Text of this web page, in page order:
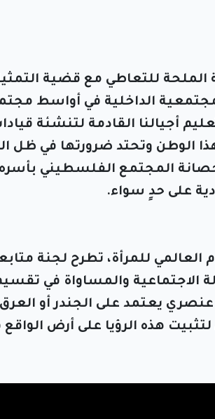
الملحة للتعاطي مع قضية
الداخلية في أواسط
أجيالنا القادمة لتنشئة
الوطن وتحتد ضرورتها في ظل
حصانة المجتمع الفلسطيني
على حدٍ سواء.
العالمي للمرأة، تطرح لجنة
الاجتماعية والمساواة في
عنصري يعتمد على الجندر أو
هذه الرؤيا على أرض الواقع